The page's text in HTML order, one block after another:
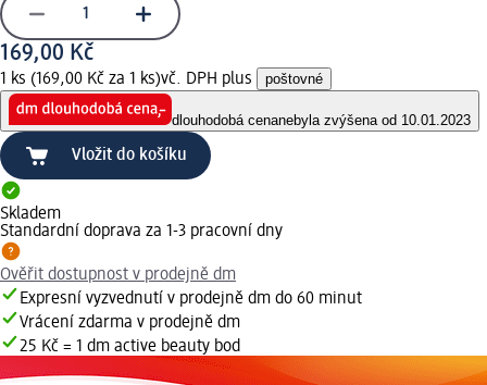
169,00 Kč
1 ks (169,00 Kč za 1 ks)vč. DPH plus poštovné
dlouhodobá cenanebyla zvýšena od 10.01.2023
Vložit do košíku
Skladem
Standardní doprava za 1-3 pracovní dny
Ověřit dostupnost v prodejně dm
Expresní vyzvednutí v prodejně dm do 60 minut
Vrácení zdarma v prodejně dm
25 Kč = 1 dm active beauty bod